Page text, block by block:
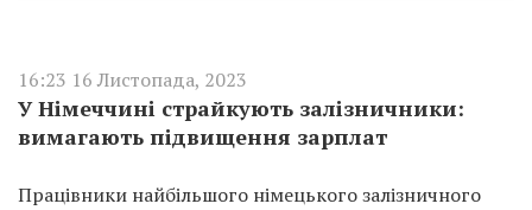
16:23 16 Листопада, 2023
У Німеччині страйкують залізничники:
вимагають підвищення зарплат
Працівники найбільшого німецького залізничного